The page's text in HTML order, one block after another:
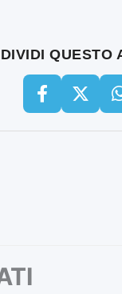
QUESTO